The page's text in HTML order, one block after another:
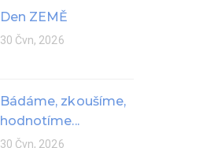
Den ZEMĚ
30 Čvn, 2026
Bádáme, zkoušíme,
hodnotíme...
30 Čvn, 2026